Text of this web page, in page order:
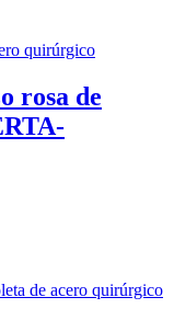
rosa de